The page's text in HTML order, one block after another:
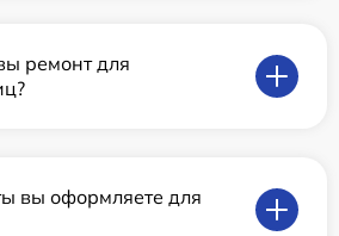
ремонт для
вы оформляете для